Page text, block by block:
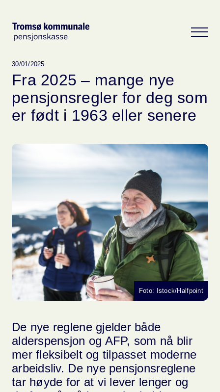
30/01/2025
Fra 2025 – mange nye
pensjonsregler for deg som
er født i 1963 eller senere
Foto: Istock/Halfpoint
De nye reglene gjelder både
alderspensjon og AFP, som nå blir
mer fleksibelt og tilpasset moderne
arbeidsliv. De nye pensjonsreglene
tar høyde for at vi lever lenger og